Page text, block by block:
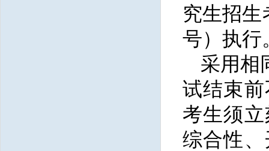
究生招生
号） 执行
采用相
试结束
考生须
综合性